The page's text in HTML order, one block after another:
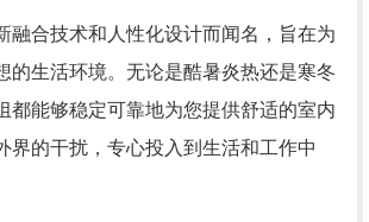
融合技术和人性化设计而闻名，旨在为
的生活环境。无论是酷暑炎热还是寒冬
都能够稳定可靠地为您提供舒适的室内
界的干扰，专心投入到生活和工作中